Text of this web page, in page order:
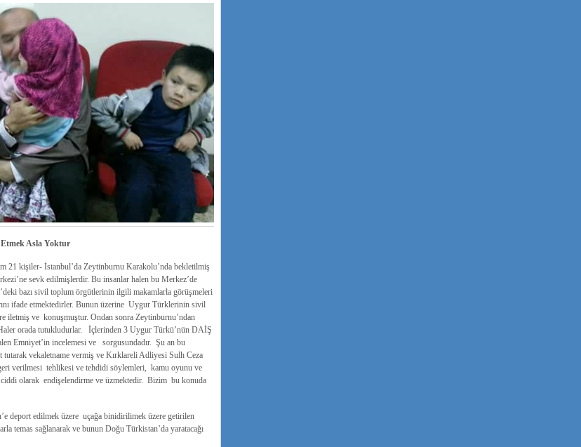
Asla Yoktur
21 kişiler- İstanbul’da Zeytinburnu Karakolu’nda bekletilmiş
sevk edilmişlerdir. Bu insanlar halen bu Merkez’de
bazı sivil toplum örgütlerinin ilgili makamlarla görüşmeleri
ifade etmektedirler. Bunun üzerine Uygur Türklerinin sivil
ve konuşmuştur. Ondan sonra Zeytinburnu’ndan
orada tutukludurlar. İçlerinden 3 Uygur Türkü’nün DAİŞ
Emniyet’in incelemesi ve sorgusundadır. Şu an bu
vekaletname vermiş ve Kırklareli Adliyesi Sulh Ceza
verilmesi tehlikesi ve tehdidi söylemleri, kamu oyunu ve
olarak endişelendirme ve üzmektedir. Bizim bu konuda
deport edilmek üzere uçağa binidirilimek üzere getirilen
temas sağlanarak ve bunun Doğu Türkistan’da yaratacağı